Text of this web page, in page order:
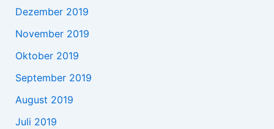
Dezember 2019
November 2019
Oktober 2019
September 2019
August 2019
Juli 2019